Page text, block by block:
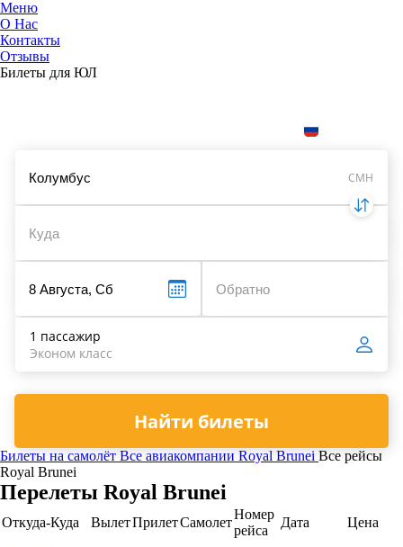
Меню
О Нас
Контакты
Отзывы
Билеты для ЮЛ
CMH
1 пассажир
Эконом класс
Найти билеты
Билеты на самолёт Все авиакомпании Royal Brunei Все рейсы
Royal Brunei
Перелеты Royal Brunei
Откуда-Куда ВылетПрилетСамолет
Номер
рейса
Дата Цена